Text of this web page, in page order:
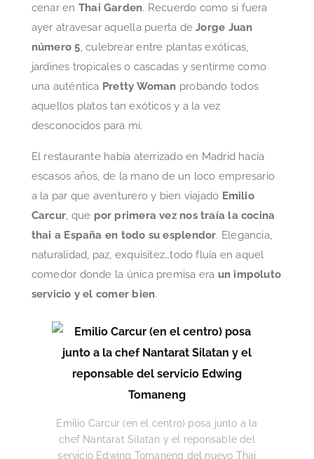
cenar en Thai Garden. Recuerdo como si fuera
ayer atravesar aquella puerta deJorge Juan
número 5, culebrear entre plantas exóticas,
jardines tropicales o cascadas y sentirme como
una auténtica Pretty Woman probando todos
aquellos platos tan exóticos y a la vez
desconocidos para mí.
El restaurante había aterrizado en Madrid hacía
escasos años, de la mano de un loco empresario
a la par que aventurero y bien viajado Emilio
Carcur, que por primera vez nos traía la cocina
thai a España en todo su esplendor. Elegancia,
naturalidad, paz, exquisitez…todo fluía en aquel
comedor donde la única premisa era un impoluto
servicio y el comer bien.
Emilio Carcur (en el centro) posa junto a la
chef Nantarat Silatan y el reponsable del
servicio Edwing Tomaneng del nuevo Thai